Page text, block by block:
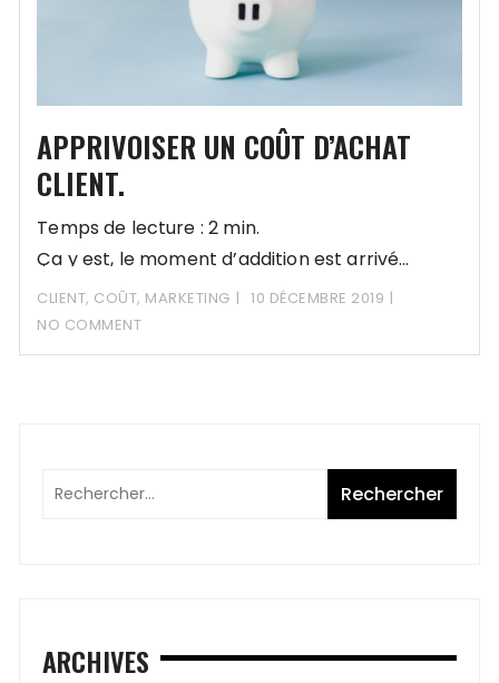
APPRIVOISER UN COÛT D’ACHAT
CLIENT.
Temps de lecture : 2 min.
Ça y est, le moment d’addition est arrivé…
CLIENT, COÛT, MARKETING
10 DÉCEMBRE 2019
NO COMMENT
ARCHIVES